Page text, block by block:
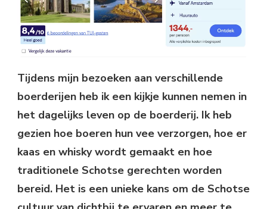
Tijdens mijn bezoeken aan verschillende
boerderijen heb ik een kijkje kunnen nemen in
het dagelijks leven op de boerderij. Ik heb
gezien hoe boeren hun vee verzorgen, hoe er
kaas en whisky wordt gemaakt en hoe
traditionele Schotse gerechten worden
bereid. Het is een unieke kans om de Schotse